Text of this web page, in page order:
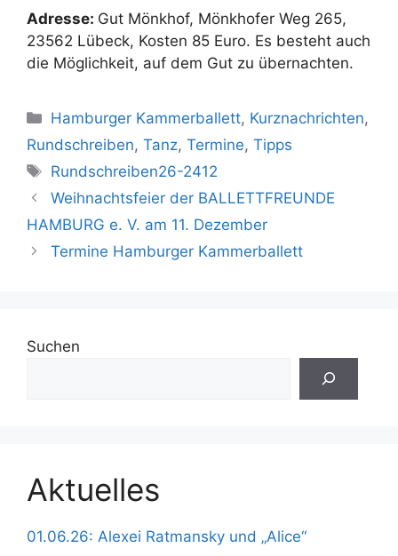
Adresse: Gut Mönkhof, Mönkhofer Weg 265,
23562 Lübeck, Kosten 85 Euro. Es besteht auch
die Möglichkeit, auf dem Gut zu übernachten.
Kategorien
Hamburger Kammerballett, Kurznachrichten,
Rundschreiben, Tanz, Termine, Tipps
Schlagwörter
Rundschreiben26-2412
Weihnachtsfeier der BALLETTFREUNDE
HAMBURG e. V. am 11. Dezember
Termine Hamburger Kammerballett
Suchen
Aktuelles
01.06.26: Alexei Ratmansky und „Alice“